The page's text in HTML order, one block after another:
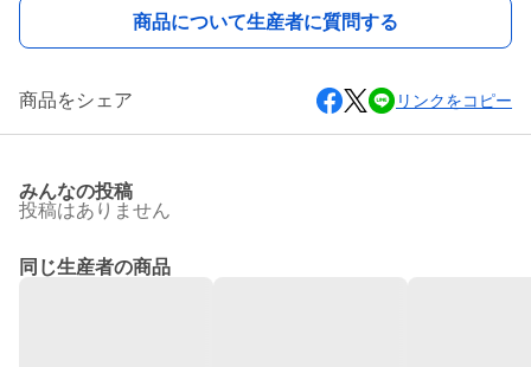
商品について生産者に質問する
商品をシェア リンクをコピー
みんなの投稿
投稿はありません
同じ生産者の商品